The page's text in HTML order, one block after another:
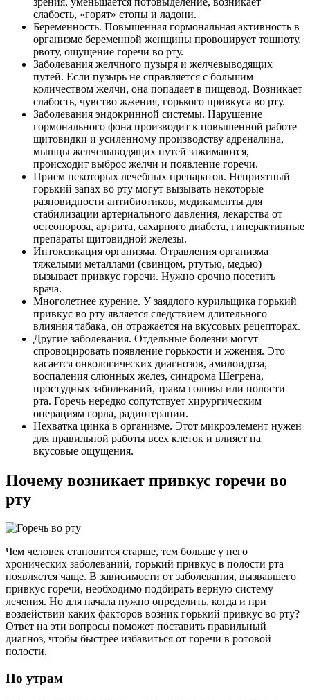
слабость, «горят» стопы и ладони.
Беременность. Повышенная гормональная активность в
организме беременной женщины провоцирует тошноту,
рвоту, ощущение горечи во рту.
Заболевания желчного пузыря и желчевыводящих
путей. Если пузырь не справляется с большим
количеством желчи, она попадает в пищевод. Возникает
слабость, чувство жжения, горького привкуса во рту.
Заболевания эндокринной системы. Нарушение
гормонального фона производит к повышенной работе
щитовидки и усиленному производству адреналина,
мышцы желчевыводящих путей зажимаются,
происходит выброс желчи и появление горечи.
Прием некоторых лечебных препаратов. Неприятный
горький запах во рту могут вызывать некоторые
разновидности антибиотиков, медикаменты для
стабилизации артериального давления, лекарства от
остеопороза, артрита, сахарного диабета, гиперактивные
препараты щитовидной железы.
Интоксикация организма. Отравления организма
тяжелыми металлами (свинцом, ртутью, медью)
вызывает привкус горечи. Нужно срочно посетить
врача.
Многолетнее курение. У заядлого курильщика горький
привкус во рту является следствием длительного
влияния табака, он отражается на вкусовых рецепторах.
Другие заболевания. Отдельные болезни могут
спровоцировать появление горькости и жжения. Это
касается онкологических диагнозов, амилоидоза,
воспаления слюнных желез, синдрома Шегрена,
простудных заболеваний, травм головы или полости
рта. Горечь нередко сопутствует хирургическим
операциям горла, радиотерапии.
Нехватка цинка в организме. Этот микроэлемент нужен
для правильной работы всех клеток и влияет на
вкусовые ощущения.
Почему возникает привкус горечи во
рту
Чем человек становится старше, тем больше у него
хронических заболеваний, горький привкус в полости рта
появляется чаще. В зависимости от заболевания, вызвавшего
привкус горечи, необходимо подбирать верную систему
лечения. Но для начала нужно определить, когда и при
воздействии каких факторов возник горький привкус во рту?
Ответ на эти вопросы поможет поставить правильный
диагноз, чтобы быстрее избавиться от горечи в ротовой
полости.
По утрам